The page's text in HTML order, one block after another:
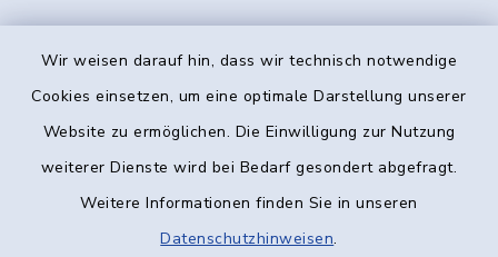
Wir weisen darauf hin, dass wir technisch notwendige
Cookies einsetzen, um eine optimale Darstellung unserer
Website zu ermöglichen. Die Einwilligung zur Nutzung
weiterer Dienste wird bei Bedarf gesondert abgefragt.
Weitere Informationen finden Sie in unseren
Datenschutzhinweisen.
Kontakt
Datenschutz